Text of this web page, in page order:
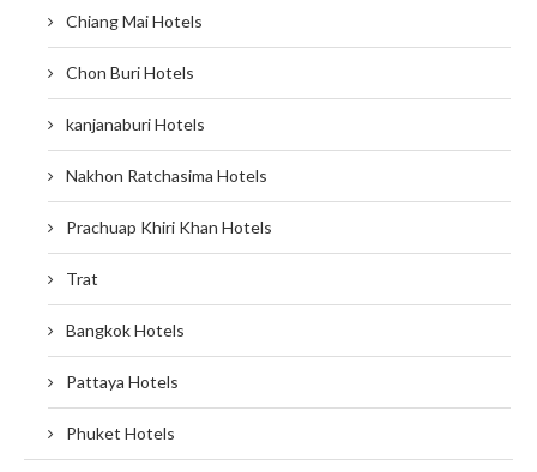
Chiang Mai Hotels
Chon Buri Hotels
kanjanaburi Hotels
Nakhon Ratchasima Hotels
Prachuap Khiri Khan Hotels
Trat
Bangkok Hotels
Pattaya Hotels
Phuket Hotels